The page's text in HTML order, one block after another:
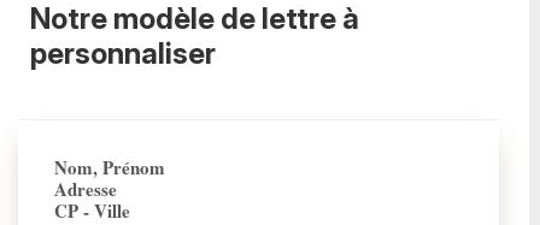
Notre modèle de lettre à
personnaliser
Nom, Prénom
Adresse
CP - Ville